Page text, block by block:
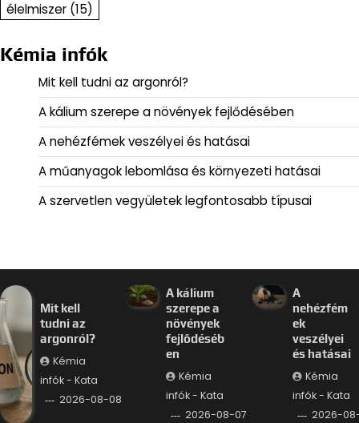
élelmiszer (15)
Kémia infók
Mit kell tudni az argonról?
A kálium szerepe a növények fejlődésében
A nehézfémek veszélyei és hatásai
A műanyagok lebomlása és környezeti hatásai
A szervetlen vegyületek legfontosabb típusai
Mit kell
tudni az
argonról?
Kémia
infók - Kata
2026-08-08
A kálium
szerepe a
növények
fejlődéséb
en
Kémia
infók - Kata
2026-08-07
A
nehézfém
ek
veszélyei
és hatásai
Kémia
infók - Kata
2026-